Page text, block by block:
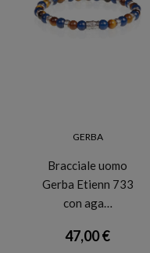
GERBA
Bracciale uomo
Gerba Etienn 733
con aga…
47,00 €